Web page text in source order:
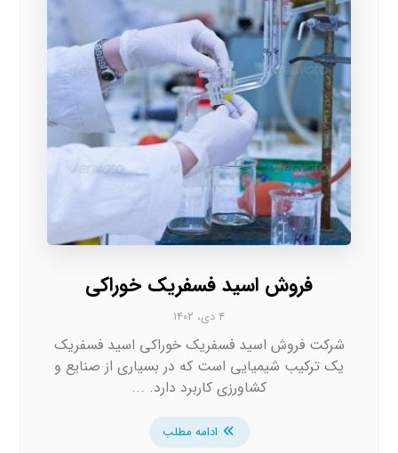
فروش اسید فسفریک خوراکی
۴ دی، ۱۴۰۲
شرکت فروش اسید فسفریک خوراکی اسید فسفریک
یک ترکیب شیمیایی است که در بسیاری از صنایع و
کشاورزی کاربرد دارد. ...
ادامه مطلب